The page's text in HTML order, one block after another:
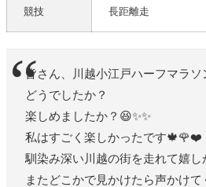
競技 長距離走
皆さん、川越小江戸ハーフマラソ
どうでしたか？
楽しめましたか？😆✨✨
私はすごく楽しかったです🍁🌹❤️
馴染み深い川越の街を走れて嬉し
またどこかで見かけたら声かけ